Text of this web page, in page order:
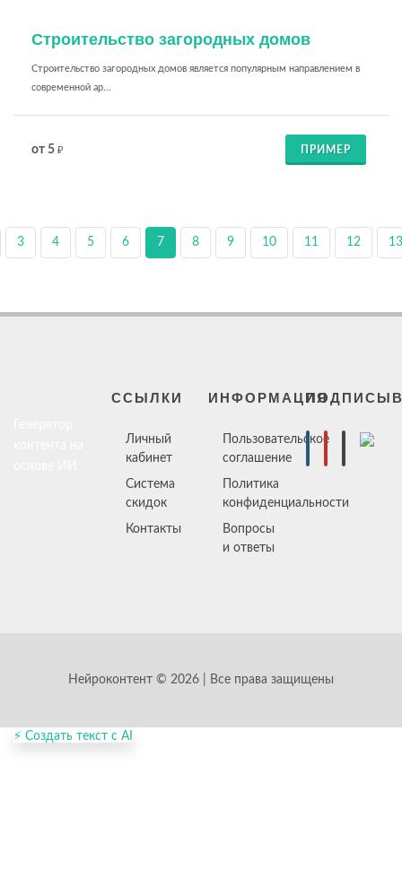
Строительство загородных домов
Строительство загородных домов является популярным направлением в
современной ар...
от 5 ₽ ПРИМЕР
3 4 5 6 7 8 9 10 11 12 13
ССЫЛКИ
Личный
кабинет
Система
скидок
Контакты
ИНФОРМАЦИЯ
Пользовательское
соглашение
Политика
конфиденциальности
Вопросы
и ответы
Нейроконтент © 2026 | Все права защищены
⚡ Создать текст с AI